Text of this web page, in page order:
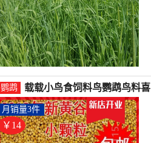
鹦鹉
载载小鸟食饲料鸟鹦鹉鸟料喜
鹊幼鸟鸟食小型鸟草籽黄谷-鹦
鹉饲料(载载家居专营店仅售
13.56元)
￥14
月销量3件